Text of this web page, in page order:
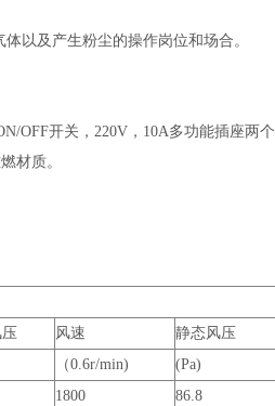
以及产生粉尘的操作岗位和场合。
OFF开关，220V，10A多功能插座两个
材质。
风速
静态风压
（0.6r/min)
(Pa)
1800
86.8